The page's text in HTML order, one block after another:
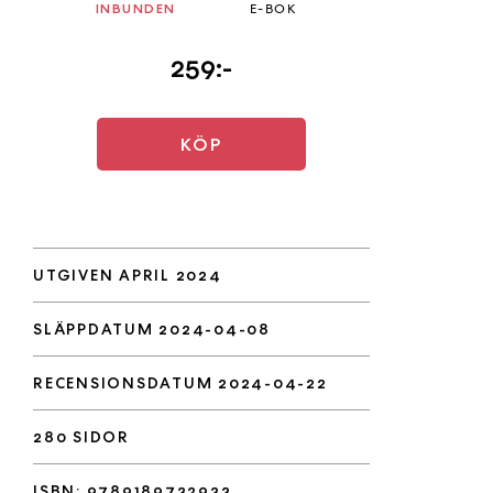
259:-
KÖP
INBUNDEN E-BOK
UTGIVEN APRIL 2024
SLÄPPDATUM 2024-04-08
RECENSIONSDATUM 2024-04-22
280 SIDOR